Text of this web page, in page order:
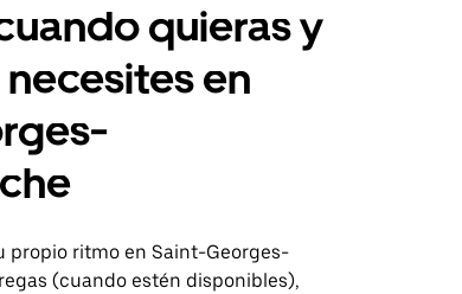
quieras y
en
propio ritmo en Saint-Georges-
(cuando estén disponibles),